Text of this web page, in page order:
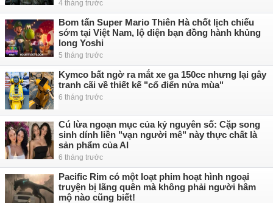
4 tháng trước
Bom tấn Super Mario Thiên Hà chốt lịch chiếu
sớm tại Việt Nam, lộ diện bạn đồng hành khủng
long Yoshi
5 tháng trước
Kymco bất ngờ ra mắt xe ga 150cc nhưng lại gây
tranh cãi về thiết kế "cổ điển nửa mùa"
6 tháng trước
Cú lừa ngoạn mục của kỷ nguyên số: Cặp song
sinh dính liền "vạn người mê" này thực chất là
sản phẩm của AI
6 tháng trước
Pacific Rim có một loạt phim hoạt hình ngoại
truyện bị lãng quên mà không phải người hâm
mộ nào cũng biết!